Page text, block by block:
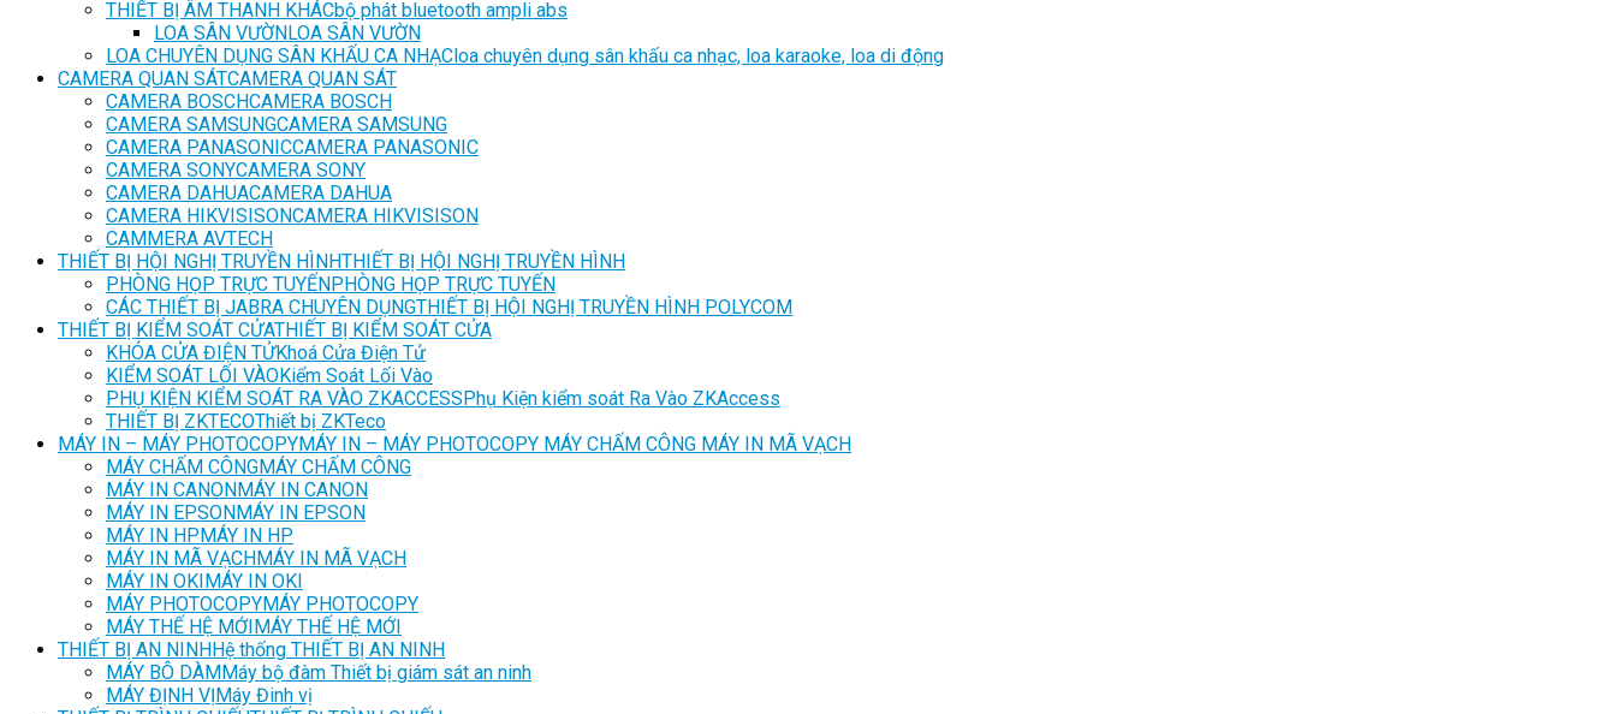
THIẾT BỊ ÂM THANH KHÁCbộ phát bluetooth ampli abs
LOA SÂN VƯỜNLOA SÂN VƯỜN
LOA CHUYÊN DỤNG SÂN KHẤU CA NHẠCloa chuyên dụng sân khấu ca nhạc, loa karaoke, loa di động
CAMERA QUAN SÁTCAMERA QUAN SÁT
CAMERA BOSCHCAMERA BOSCH
CAMERA SAMSUNGCAMERA SAMSUNG
CAMERA PANASONICCAMERA PANASONIC
CAMERA SONYCAMERA SONY
CAMERA DAHUACAMERA DAHUA
CAMERA HIKVISISONCAMERA HIKVISISON
CAMMERA AVTECH
THIẾT BỊ HỘI NGHỊ TRUYỀN HÌNHTHIẾT BỊ HỘI NGHỊ TRUYỀN HÌNH
PHÒNG HỌP TRỰC TUYẾNPHÒNG HỌP TRỰC TUYẾN
CÁC THIẾT BỊ JABRA CHUYÊN DỤNGTHIẾT BỊ HỘI NGHỊ TRUYỀN HÌNH POLYCOM
THIẾT BỊ KIỂM SOÁT CỬATHIẾT BỊ KIỂM SOÁT CỬA
KHÓA CỬA ĐIỆN TỬKhoá Cửa Điện Tử
KIỂM SOÁT LỐI VÀOKiểm Soát Lối Vào
PHỤ KIỆN KIỂM SOÁT RA VÀO ZKACCESSPhụ Kiện kiểm soát Ra Vào ZKAccess
THIẾT BỊ ZKTECOThiết bị ZKTeco
MÁY IN – MÁY PHOTOCOPYMÁY IN – MÁY PHOTOCOPY MÁY CHẤM CÔNG MÁY IN MÃ VẠCH
MÁY CHẤM CÔNGMÁY CHẤM CÔNG
MÁY IN CANONMÁY IN CANON
MÁY IN EPSONMÁY IN EPSON
MÁY IN HPMÁY IN HP
MÁY IN MÃ VẠCHMÁY IN MÃ VẠCH
MÁY IN OKIMÁY IN OKI
MÁY PHOTOCOPYMÁY PHOTOCOPY
MÁY THẾ HỆ MỚIMÁY THẾ HỆ MỚI
THIẾT BỊ AN NINHHệ thống THIẾT BỊ AN NINH
MÁY BÔ DÀMMáy bộ đàm Thiết bị giám sát an ninh
MÁY ĐỊNH VỊMáy Đinh vị